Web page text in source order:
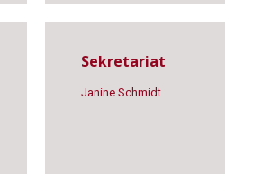
Sekretariat
Jani­ne Schmidt